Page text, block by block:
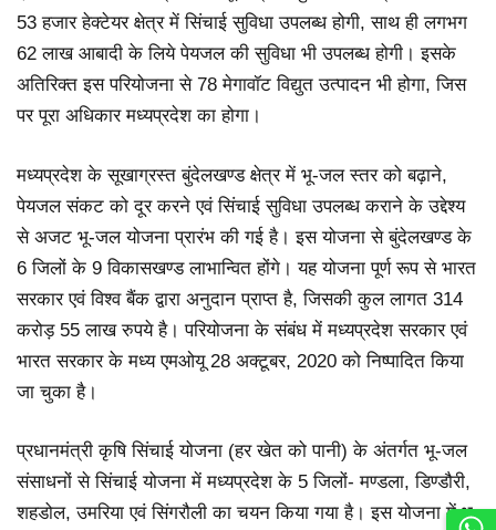
53 हजार हेक्टेयर क्षेत्र में सिंचाई सुविधा उपलब्ध होगी, साथ ही लगभग
62 लाख आबादी के लिये पेयजल की सुविधा भी उपलब्ध होगी। इसके
अतिरिक्त इस परियोजना से 78 मेगावॉट विद्युत उत्पादन भी होगा, जिस
पर पूरा अधिकार मध्यप्रदेश का होगा।
मध्यप्रदेश के सूखाग्रस्त बुंदेलखण्ड क्षेत्र में भू-जल स्तर को बढ़ाने,
पेयजल संकट को दूर करने एवं सिंचाई सुविधा उपलब्ध कराने के उद्देश्य
से अजट भू-जल योजना प्रारंभ की गई है। इस योजना से बुंदेलखण्ड के
6 जिलों के 9 विकासखण्ड लाभान्वित होंगे। यह योजना पूर्ण रूप से भारत
सरकार एवं विश्व बैंक द्वारा अनुदान प्राप्त है, जिसकी कुल लागत 314
करोड़ 55 लाख रुपये है। परियोजना के संबंध में मध्यप्रदेश सरकार एवं
भारत सरकार के मध्य एमओयू 28 अक्टूबर, 2020 को निष्पादित किया
जा चुका है।
प्रधानमंत्री कृषि सिंचाई योजना (हर खेत को पानी) के अंतर्गत भू-जल
संसाधनों से सिंचाई योजना में मध्यप्रदेश के 5 जिलों- मण्डला, डिण्डौरी,
शहडोल, उमरिया एवं सिंगरौली का चयन किया गया है। इस योजना में भू-